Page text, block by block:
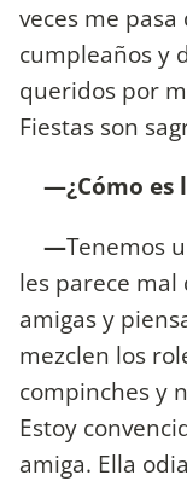
veces me
cumpleaños y
queridos por
Fiestas son
—¿Cómo es
—Tenemos
les parece
amigas y
mezclen los
compinches y
Estoy
amiga. Ella